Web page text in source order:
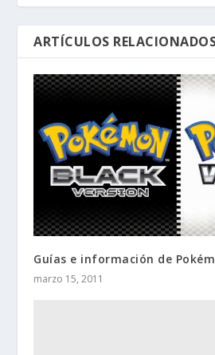
ARTÍCULOS
Guías e información de
marzo 15, 2011